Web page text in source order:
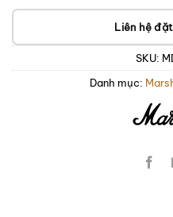
Liên hệ
SKU:
Danh mục: